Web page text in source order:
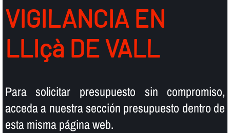
VIGILANCIA EN
LLIçà DE VALL
Para solicitar presupuesto sin compromiso,
acceda a nuestra sección presupuesto dentro de
esta misma página web.